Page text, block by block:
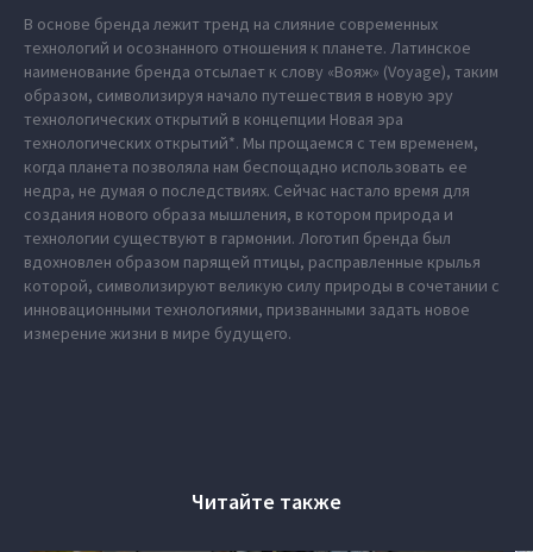
В основе бренда лежит тренд на слияние современных
технологий и осознанного отношения к планете. Латинское
наименование бренда отсылает к слову «Вояж» (Voyage), таким
образом, символизируя начало путешествия в новую эру
технологических открытий в концепции Новая эра
технологических открытий*. Мы прощаемся с тем временем,
когда планета позволяла нам беспощадно использовать ее
недра, не думая о последствиях. Сейчас настало время для
создания нового образа мышления, в котором природа и
технологии существуют в гармонии. Логотип бренда был
вдохновлен образом парящей птицы, расправленные крылья
которой, символизируют великую силу природы в сочетании с
инновационными технологиями, призванными задать новое
измерение жизни в мире будущего.
Читайте также